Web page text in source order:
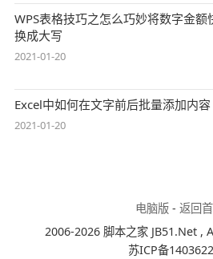
WPS表格技巧之怎么巧妙将数字金额
换成大写
2021-01-20
Excel中如何在文字前后批量添加内容
2021-01-20
电脑版- 返回
2006-2026 脚本之家 JB51.Net ,
苏ICP备